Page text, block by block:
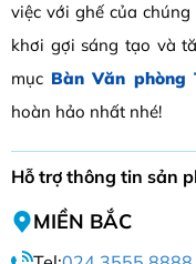
việc với ghế của
khơi gợi sáng tạo và
mục Bàn Văn phòng
hoàn hảo nhất nhé!
Hỗ trợ thông tin sản
MIỀN BẮC